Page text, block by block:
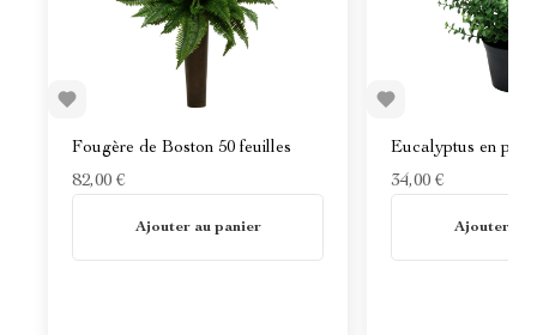
Fougère de Boston 50 feuilles
82,00 €
Ajouter au panier
Eucalyptus en pot
34,00 €
Ajouter au